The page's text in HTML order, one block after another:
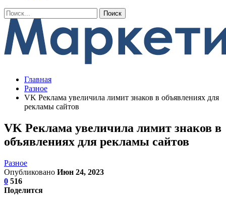
Главная
Разное
VK Реклама увеличила лимит знаков в объявлениях для
рекламы сайтов
VK Реклама увеличила лимит знаков в
объявлениях для рекламы сайтов
Разное
Опубликовано Июн 24, 2023
0 516
Поделится